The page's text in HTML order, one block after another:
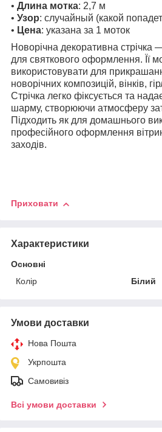
• Длина мотка: 2,7 м
• Узор: случайный (какой
• Цена: указана за 1 моток
Новорічна декоративна стрічка
для святкового оформлення. Її
використовувати для
новорічних композицій, вінків,
Стрічка легко фіксується та
шарму, створюючи атмосферу
Підходить як для домашнього
професійного оформлення
заходів.
Приховати
Характеристики
Основні
Колір
Білий
Умови доставки
Нова Пошта
Укрпошта
Самовивіз
Всі умови доставки